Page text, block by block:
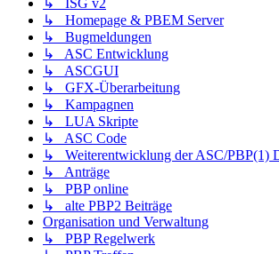
↳ ISG v2
↳ Homepage & PBEM Server
↳ Bugmeldungen
↳ ASC Entwicklung
↳ ASCGUI
↳ GFX-Überarbeitung
↳ Kampagnen
↳ LUA Skripte
↳ ASC Code
↳ Weiterentwicklung der ASC/PBP(1)
↳ Anträge
↳ PBP online
↳ alte PBP2 Beiträge
Organisation und Verwaltung
↳ PBP Regelwerk